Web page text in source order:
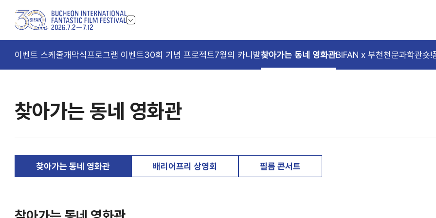
이벤트 스케줄개막식프로그램 이벤트30회 기념 프로젝트7월의 카니발찾아가는 동네 영화관BIFAN x 부천천문과학관숏!
찾아가는 동네 영화관
찾아가는 동네 영화관 배리어프리 상영회 필름 콘서트